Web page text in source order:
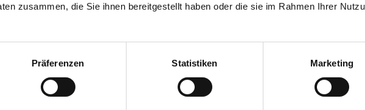
zusammen, die Sie ihnen bereitgestellt haben oder die sie im Rahmen Ihrer
Präferenzen Statistiken Marketing